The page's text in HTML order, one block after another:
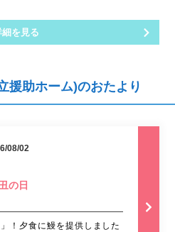
細を見る
援助ホーム)のおたより
08/02
の日
！夕食に鰻を提供しました